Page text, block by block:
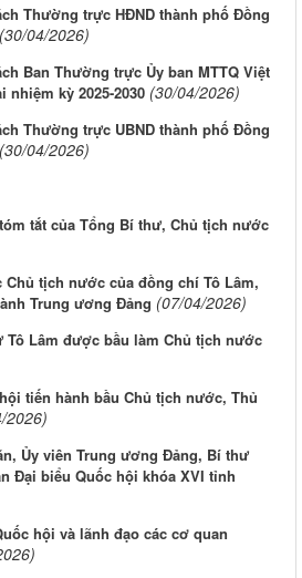
Thường trực HĐND thành phố Đồng
(30/04/2026)
Ban Thường trực Ủy ban MTTQ Việt
nhiệm kỳ 2025-2030 (30/04/2026)
Thường trực UBND thành phố Đồng
(30/04/2026)
tắt của Tổng Bí thư, Chủ tịch nước
Chủ tịch nước của đồng chí Tô Lâm,
Trung ương Đảng (07/04/2026)
Lâm được bầu làm Chủ tịch nước
tiến hành bầu Chủ tịch nước, Thủ
2026)
Ủy viên Trung ương Đảng, Bí thư
Đại biểu Quốc hội khóa XVI tỉnh
hội và lãnh đạo các cơ quan